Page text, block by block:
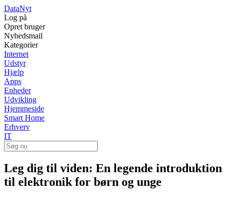
DataNyt
Log på
Opret bruger
Nyhedsmail
Kategorier
Internet
Udstyr
Hjælp
Apps
Enheder
Udvikling
Hjemmeside
Smart Home
Erhverv
IT
Leg dig til viden: En legende introduktion
til elektronik for børn og unge